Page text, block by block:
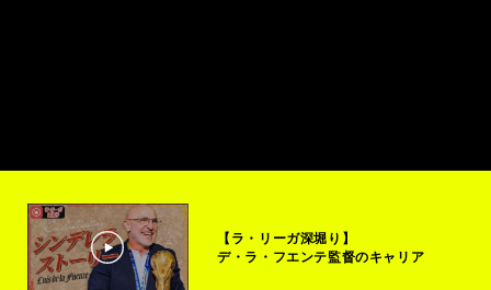
【ラ・リーガ深堀り】
デ・ラ・フエンテ監督のキャリア